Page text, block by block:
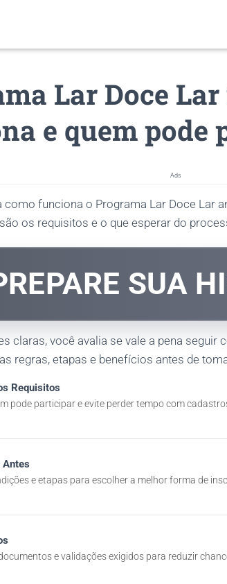
Lar Doce
e quem pode
Ads
como funciona o Programa Lar Doce Lar
os requisitos e o que esperar do
SUA
claras, você avalia se vale a pena seguir
regras, etapas e benefícios antes de
Requisitos
pode participar e evite perder tempo com
Antes
e etapas para escolher a melhor forma de
e validações exigidos para reduzir